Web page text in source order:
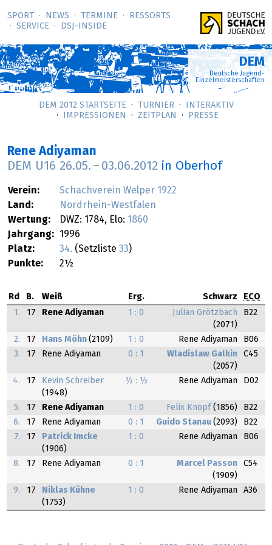
SPORT NEWS TERMINE
RESSORTS
SERVICE
DSJ-­INSIDE
DEM
Deutsche Jugend-
Einzelmeisterschaften
DEM 2012 STARTSEITE TURNIER
INTERAKTIV
IMPRESSIONEN
ZEITPLAN PRESSE
Rene Adiyaman
DEM U16 26.05. – 03.06.2012 in Oberhof
Verein:
Schachverein Welper 1922
Land:
Nordrhein-Westfalen
Wertung:
DWZ: 1784, Elo: 1860
Jahrgang:
1996
Platz:
34. (Setzliste 33)
Punkte:
2½
Rd B. Weiß Erg. Schwarz
ECO
1.
17 Rene Adiyaman 1 : 0
Julian Grötzbach
(2071)
B22
2. 17 Hans Möhn (2109) 1 : 0 Rene Adiyaman
B06
3.
17 Rene Adiyaman 0 : 1
Wladislaw Galkin
(2057)
C45
4. 17
Kevin Schreiber
(1948)
½ : ½ Rene Adiyaman D02
5. 17 Rene Adiyaman 1 : 0 Felix Knopf (1856)
B22
6.
17 Rene Adiyaman 0 : 1 Guido Stanau (2093)
B22
7.
17
Patrick Imcke
(1906)
1 : 0 Rene Adiyaman B06
8. 17 Rene Adiyaman 0 : 1
Marcel Passon
(1909)
C54
9. 17
Niklas Kühne
(1753)
1 : 0 Rene Adiyaman A36